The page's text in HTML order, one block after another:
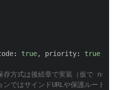
: true, priority: true
方式は後続章で実装（仮で null
ではサインドURLや保護ルートを